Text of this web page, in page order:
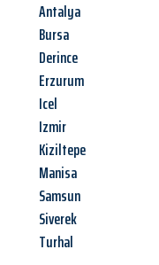
Antalya
Bursa
Derince
Erzurum
Icel
Izmir
Kiziltepe
Manisa
Samsun
Siverek
Turhal